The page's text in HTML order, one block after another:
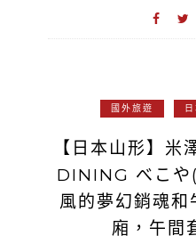
國外旅遊
【日本山形】米
DINING べこや
風的夢幻銷魂和
廂，午間